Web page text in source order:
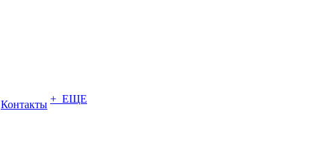
Контакты + ЕЩЕ